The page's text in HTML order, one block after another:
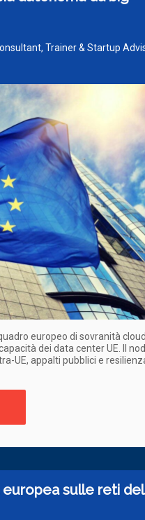
Trainer & Startup
europeo di sovranità
dei data center UE. Il
UE, appalti pubblici e
europea sulle reti del